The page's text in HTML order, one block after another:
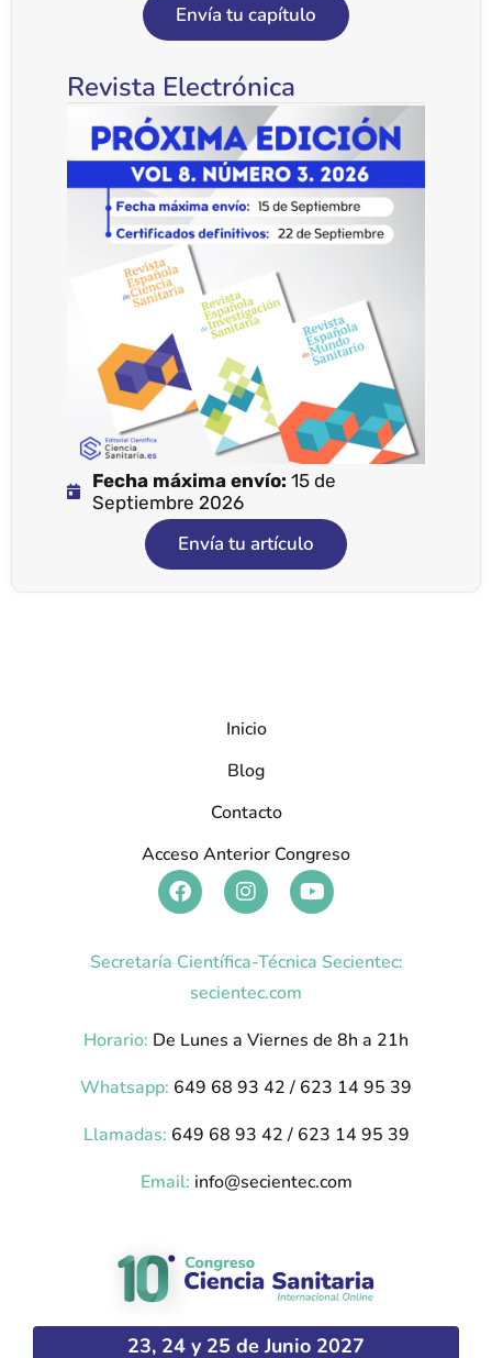
Envía tu capítulo
Revista Electrónica
Fecha máxima envío: 15 de
Septiembre 2026
Envía tu artículo
Inicio
Blog
Contacto
Acceso Anterior Congreso
Secretaría Científica-Técnica Secientec:
secientec.com
Horario: De Lunes a Viernes de 8h a 21h
Whatsapp: 649 68 93 42 / 623 14 95 39
Llamadas: 649 68 93 42 / 623 14 95 39
Email: info@secientec.com
23, 24 y 25 de Junio 2027